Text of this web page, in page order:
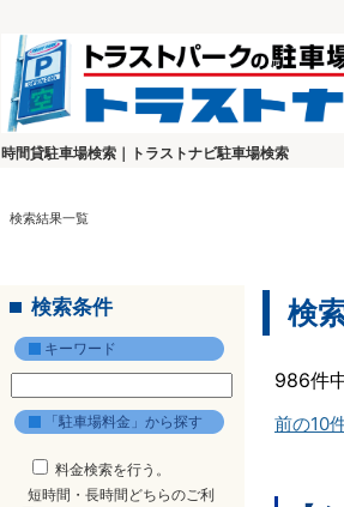
時間貸駐車場検索｜トラストナビ駐車場検索
検索結果一覧
検索条件
キーワード
「駐車場料金」から探す
料金検索を行う。
短時間・長時間どちらのご利
検
986件
前の10